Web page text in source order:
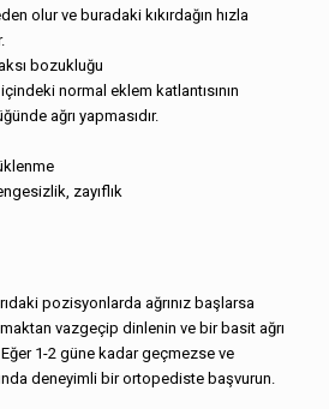
olur ve buradaki kıkırdağın hızla
bozukluğu
normal eklem katlantısının
ağrı yapmasıdır.
zayıflık
pozisyonlarda ağrınız başlarsa
vazgeçip dinlenin ve bir basit ağrı
Eğer 1-2 güne kadar geçmezse ve
deneyimli bir ortopediste başvurun.